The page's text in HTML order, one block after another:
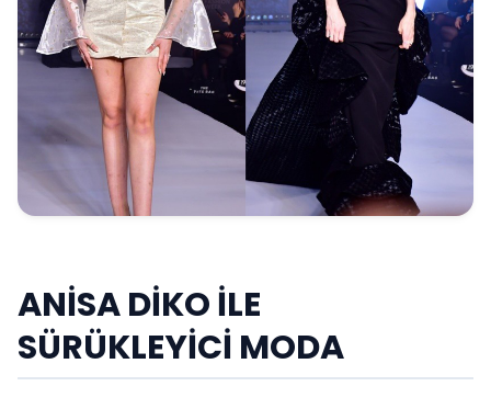
ANİSA DİKO İLE
SÜRÜKLEYİCİ MODA